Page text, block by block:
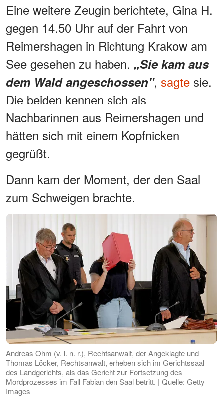
Eine weitere Zeugin berichtete, Gina H.
gegen 14.50 Uhr auf der Fahrt von
Reimershagen in Richtung Krakow am
See gesehen zu haben. „Sie kam aus
dem Wald angeschossen", sagte sie.
Die beiden kennen sich als
Nachbarinnen aus Reimershagen und
hätten sich mit einem Kopfnicken
gegrüßt.
Dann kam der Moment, der den Saal
zum Schweigen brachte.
Andreas Ohm (v. l. n. r.), Rechtsanwalt, der Angeklagte und
Thomas Löcker, Rechtsanwalt, erheben sich im Gerichtssaal
des Landgerichts, als das Gericht zur Fortsetzung des
Mordprozesses im Fall Fabian den Saal betritt. | Quelle: Getty
Images